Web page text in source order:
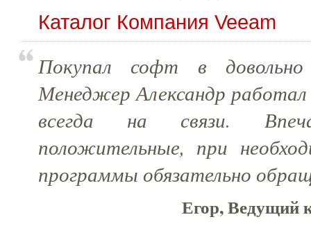
Каталог Компания Veeam
Покупал софт в
Менеджер Александр
всегда на связи.
положительные, при
программы обязательно
Егор, Ведущий